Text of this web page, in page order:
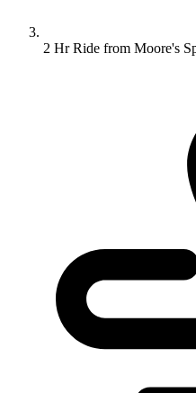
2 Hr Ride from Moore's